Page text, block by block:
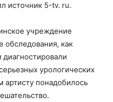
источник 5-tv. ru.
учреждение
обследования, как
урологических
артисту понадобилось